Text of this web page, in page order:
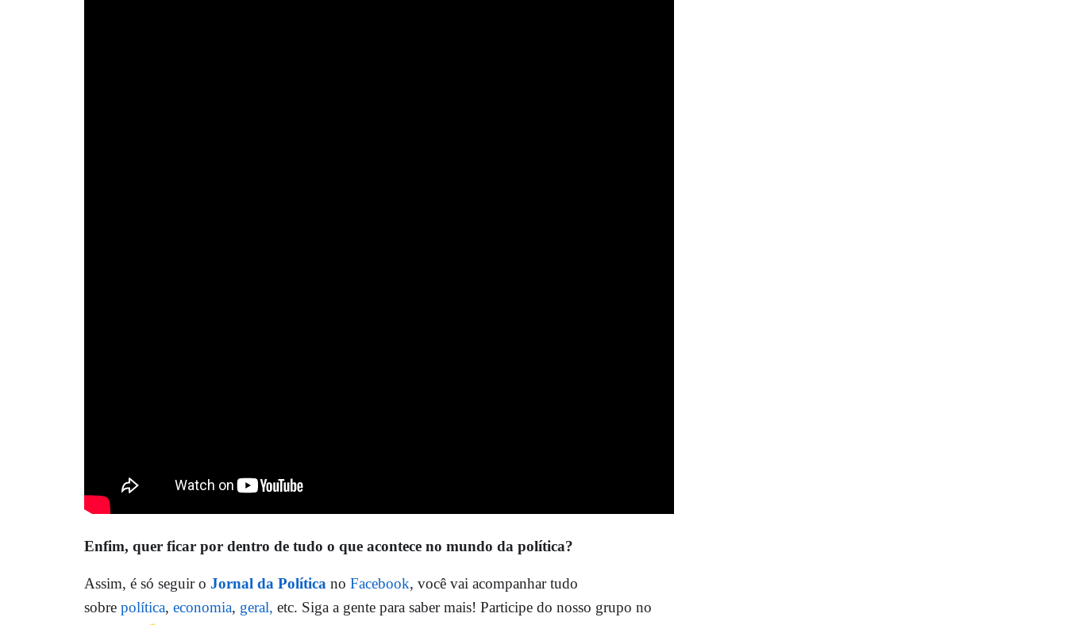
Enfim, quer ficar por dentro de tudo o que acontece no mundo da política?
Assim, é só seguir o Jornal da Política no Facebook, você vai acompanhar tudo
sobre política, economia, geral, etc. Siga a gente para saber mais! Participe do nosso grupo no